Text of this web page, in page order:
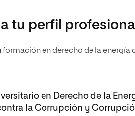
tu perfil
formación en derecho de la energía
en Derecho de la
la Corrupción y